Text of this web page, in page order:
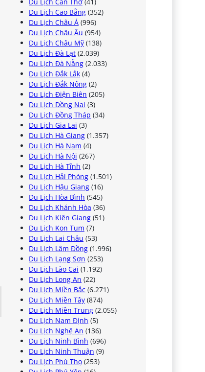
Du Lịch Cao Bằng (352)
Du Lịch Châu Á (996)
Du Lịch Châu Âu (954)
Du Lịch Châu Mỹ (138)
Du Lịch Đà Lạt (2.039)
Du Lịch Đà Nẵng (2.033)
Du Lịch Đắk Lắk (4)
Du Lịch Đắk Nông (2)
Du Lịch Điện Biên (205)
Du Lịch Đồng Nai (3)
Du Lịch Đồng Tháp (34)
Du Lịch Gia Lai (3)
Du Lịch Hà Giang (1.357)
Du Lịch Hà Nam (4)
Du Lịch Hà Nội (267)
Du Lịch Hà Tĩnh (2)
Du Lịch Hải Phòng (1.501)
Du Lịch Hậu Giang (16)
Du Lịch Hòa Bình (545)
Du Lịch Khánh Hòa (36)
Du Lịch Kiên Giang (51)
Du Lịch Kon Tum (7)
Du Lịch Lai Châu (53)
Du Lịch Lâm Đồng (1.996)
Du Lịch Lạng Sơn (253)
Du Lịch Lào Cai (1.192)
Du Lịch Long An (22)
Du Lịch Miền Bắc (6.271)
Du Lịch Miền Tây (874)
Du Lịch Miền Trung (2.055)
Du Lịch Nam Định (5)
Du Lịch Nghệ An (136)
Du Lịch Ninh Bình (696)
Du Lịch Ninh Thuận (9)
Du Lịch Phú Thọ (253)